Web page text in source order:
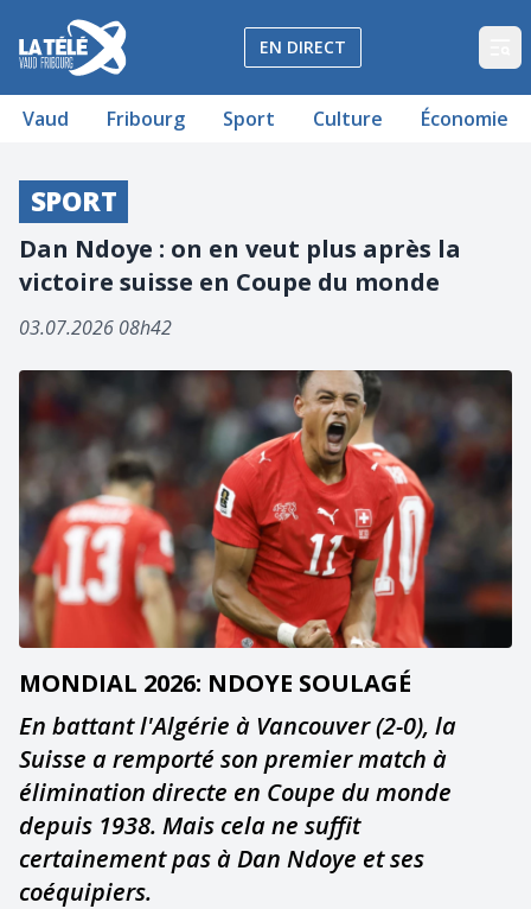
La Télé - Télévision régionale Vaud et Fribourg
EN DIRECT
Vaud Fribourg Sport Culture Économie
SPORT
Dan Ndoye : on en veut plus après la
victoire suisse en Coupe du monde
03.07.2026 08h42
MONDIAL 2026: NDOYE SOULAGÉ
En battant l'Algérie à Vancouver (2-0), la
Suisse a remporté son premier match à
élimination directe en Coupe du monde
depuis 1938. Mais cela ne suffit
certainement pas à Dan Ndoye et ses
coéquipiers.